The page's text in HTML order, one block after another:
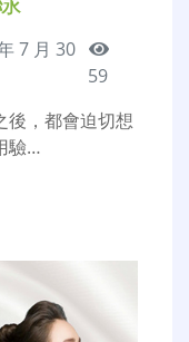
7 月 30
59
後，都會迫切想
驗…